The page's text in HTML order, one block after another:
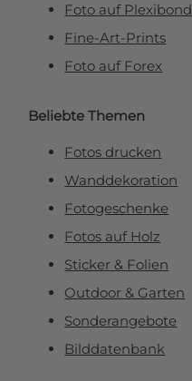
Foto auf Plexibond
Fine-Art-Prints
Foto auf Forex
Beliebte Themen
Fotos drucken
Wanddekoration
Fotogeschenke
Fotos auf Holz
Sticker & Folien
Outdoor & Garten
Sonderangebote
Bilddatenbank